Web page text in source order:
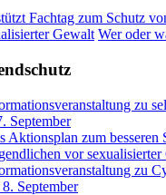
Fachtag zum Schutz
Gewalt Wer oder
zu
September
Aktionsplan zum besseren
vor sexualisierter
zu
September